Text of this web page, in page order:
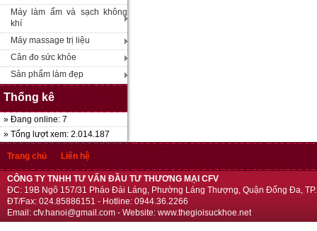
Máy làm ẩm và sạch không
khí
Máy massage trị liệu
Cân đo sức khỏe
Sản phẩm làm đẹp
Thống kê
» Đang online: 7
» Tổng lượt xem: 2.014.187
Trang chủ Liên hệ
CÔNG TY TNHH TƯ VẤN ĐẦU TƯ THƯƠNG MẠI CFV
ĐC: 19B Ngõ 157/31 Pháo Đài Láng, Phường Láng Thượng, Quận Đống Đa,
ĐT/Fax: 024.85886151 - Hotline: 0944.36.2266
Email: cfv.hanoi@gmail.com - Website: www.thegioisuckhoe.net